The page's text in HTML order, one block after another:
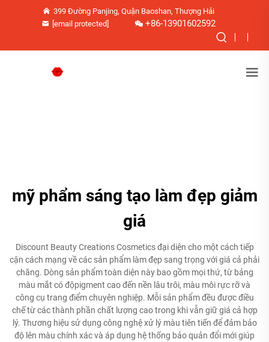
399 Đường Panjing, Quận Baoshan, Thượng Hải
[email protected]
+86-13901602592
mỹ phẩm sáng tạo làm đẹp giảm
giá
Discount Beauty Creations Cosmetics đại diện cho một cách tiếp
cận cách mạng về các sản phẩm làm đẹp sang trọng với giá cả phải
chăng. Dòng sản phẩm toàn diện này bao gồm mọi thứ, từ bảng
màu mắt có độpigment cao đến nền lâu trôi, màu môi rực rỡ và
công cụ trang điểm chuyên nghiệp. Mỗi sản phẩm đều được điều
chế từ các thành phần chất lượng cao trong khi vẫn giữ giá cả hợp
lý. Thương hiệu sử dụng công nghệ xử lý màu tiên tiến để đảm bảo
độ lên màu chính xác và áp dụng hệ thống bảo quản đổi mới giúp